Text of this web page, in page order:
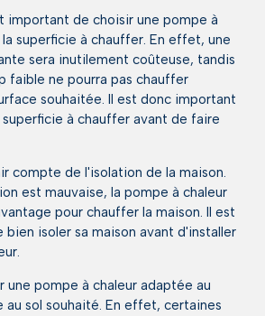
important de choisir une pompe à
superficie à chauffer. En effet, une
sera inutilement coûteuse, tandis
faible ne pourra pas chauffer
souhaitée. Il est donc important
à chauffer avant de faire
compte de l'isolation de la maison.
est mauvaise, la pompe à chaleur
pour chauffer la maison. Il est
isoler sa maison avant d'installer
une pompe à chaleur adaptée au
sol souhaité. En effet, certaines